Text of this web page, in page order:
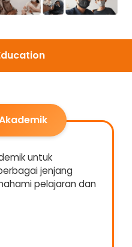
untuk
jenjang
pelajaran dan